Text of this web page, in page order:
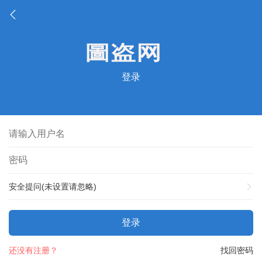
登录
安全提问(未设置请忽略)
登录
找回密码
还没有注册？